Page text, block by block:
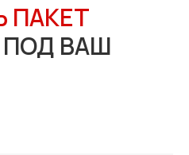
ПАКЕТ
ПОД ВАШ